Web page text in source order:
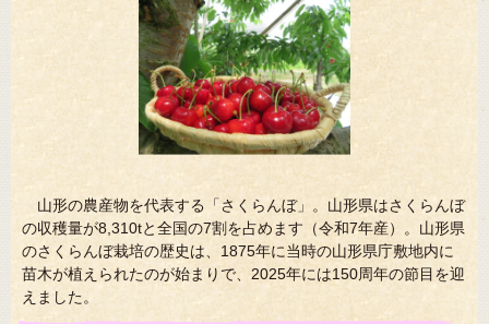
山形の農産物を代表する「さくらんぼ」。山形県はさくらんぼ
の収穫量が8,310tと全国の7割を占めます（令和7年産）。山形県
のさくらんぼ栽培の歴史は、1875年に当時の山形県庁敷地内に
苗木が植えられたのが始まりで、2025年には150周年の節目を迎
えました。